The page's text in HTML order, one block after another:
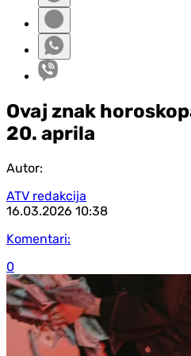
Ovaj znak
20. aprila
Autor:
ATV redakcija
16.03.2026 10:38
Komentari:
0